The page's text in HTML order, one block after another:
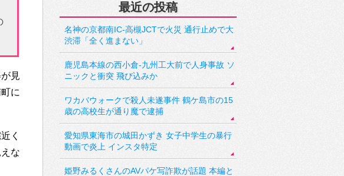
見
に
く
な
最近の投稿
名神の京都南IC-高槻JCTで火災 通行止めで大
渋滞「全く進まない」
鹿児島本線の西小倉-九州工大前で人身事故 ソ
ニックと衝突 飛び込みか
ワカバウォークで殺人未遂事件 鶴ケ島市の15
歳の高校生が通り魔で逮捕
愛知県東海市の城田かずき 女子中学生の暴行
動画で炎上 インスタ特定
姫野みるくさんのAVパケ写詐欺が話題 本編と